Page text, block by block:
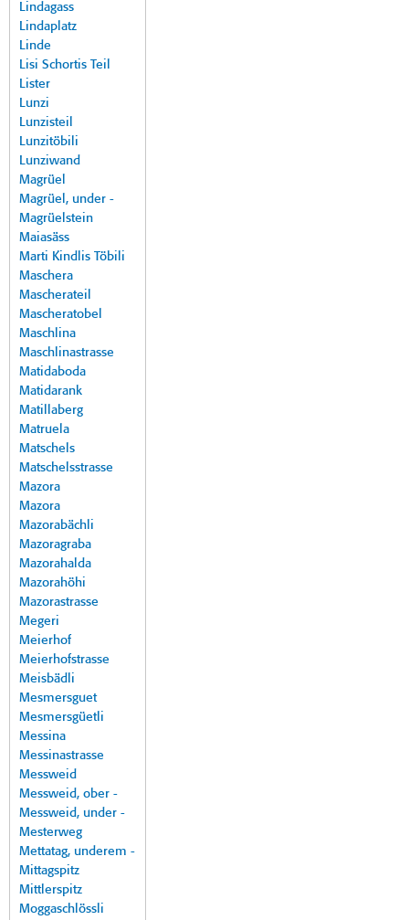
Lindagass
Lindaplatz
Linde
Lisi Schortis Teil
Lister
Lunzi
Lunzisteil
Lunzitöbili
Lunziwand
Magrüel
Magrüel, under -
Magrüelstein
Maiasäss
Marti Kindlis Töbili
Maschera
Mascherateil
Mascheratobel
Maschlina
Maschlinastrasse
Matidaboda
Matidarank
Matillaberg
Matruela
Matschels
Matschelsstrasse
Mazora
Mazora
Mazorabächli
Mazoragraba
Mazorahalda
Mazorahöhi
Mazorastrasse
Megeri
Meierhof
Meierhofstrasse
Meisbädli
Mesmersguet
Mesmersgüetli
Messina
Messinastrasse
Messweid
Messweid, ober -
Messweid, under -
Mesterweg
Mettatag, underem -
Mittagspitz
Mittlerspitz
Moggaschlössli